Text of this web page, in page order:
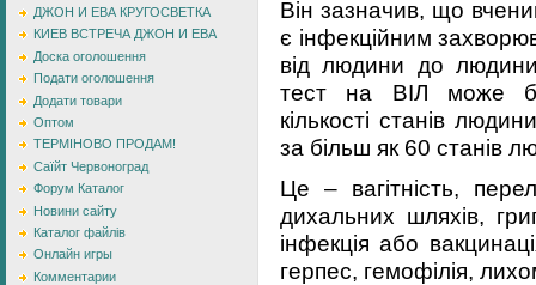
ДЖОН И ЕВА КРУГОСВЕТКА
КИЕВ ВСТРЕЧА ДЖОН И ЕВА
Доска оголошення
Подати оголошення
Додати товари
Оптом
ТЕРМІНОВО ПРОДАМ!
Саїйт Червоноград
Форум Каталог
Новини сайту
Каталог файлів
Онлайн игры
Комментарии
Він зазначив, що
є інфекційним
від людини до
тест на ВІЛ може
кількості станів
за більш як 60 станів
Це – вагітність,
дихальних шляхів,
інфекція або
герпес, гемофілія,